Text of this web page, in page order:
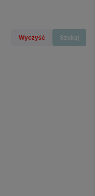
Wyczyść Szukaj